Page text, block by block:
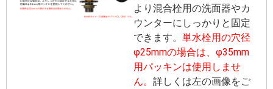
より混合栓用の洗面器やカ
ウンターにしっかりと固定
できます。 単水栓用の穴径
φ25mmの場合は、φ35mm
用パッキンは使用しませ
ん。 詳しくは左の画像をご